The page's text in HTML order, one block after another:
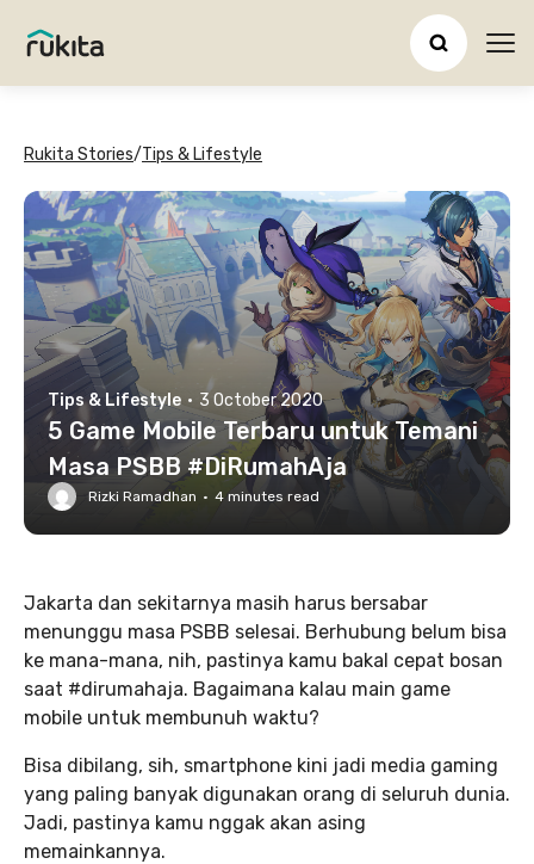
Rukita Stories/Tips & Lifestyle
Tips & Lifestyle · 3 October 2020
5 Game Mobile Terbaru untuk Temani
Masa PSBB #DiRumahAja
Rizki Ramadhan · 4 minutes read
Jakarta dan sekitarnya masih harus bersabar
menunggu masa PSBB selesai. Berhubung belum bisa
ke mana-mana, nih, pastinya kamu bakal cepat bosan
saat #dirumahaja. Bagaimana kalau main game
mobile untuk membunuh waktu?
Bisa dibilang, sih, smartphone kini jadi media gaming
yang paling banyak digunakan orang di seluruh dunia.
Jadi, pastinya kamu nggak akan asing
memainkannya.